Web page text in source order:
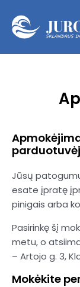
prie
turinio
Jūsų
esate įpratę
pinigais arba
Pasirinkę šį
metu, o
– Artojo g. 3,
Mokėkite